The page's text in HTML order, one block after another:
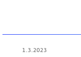
1.3.2023